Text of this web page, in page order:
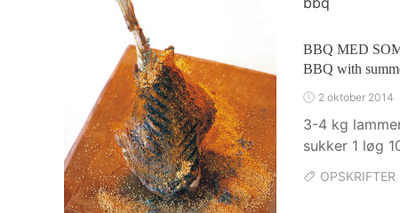
BBQ MED
BBQ with
2 oktober 2014
3-4 kg
sukker 1 løg
OPSKRIFTER